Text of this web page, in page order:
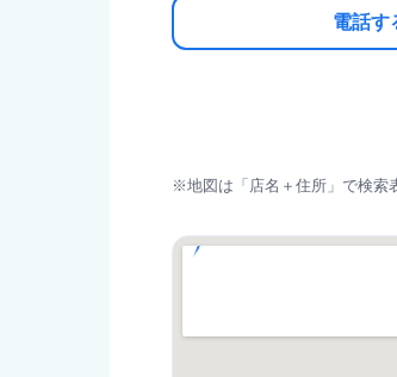
電話す
※地図は「店名＋住所」で検索